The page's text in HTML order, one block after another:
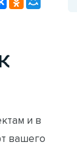
и в
вашего